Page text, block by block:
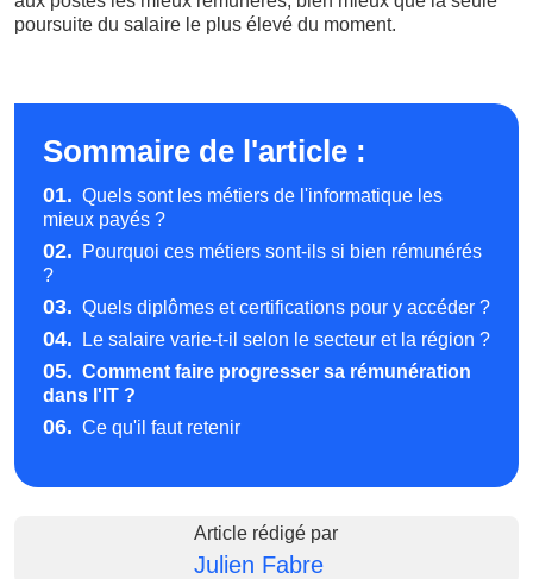
poursuite du salaire le plus élevé du moment.
Sommaire de l'article :
01. Quels sont les métiers de l'informatique les
mieux payés ?
02.
Pourquoi ces métiers sont-ils si bien rémunérés
?
03. Quels diplômes et certifications pour y accéder ?
04. Le salaire varie-t-il selon le secteur et la région ?
05. Comment faire progresser sa rémunération
dans l'IT ?
06. Ce qu'il faut retenir
Article rédigé par
Julien Fabre